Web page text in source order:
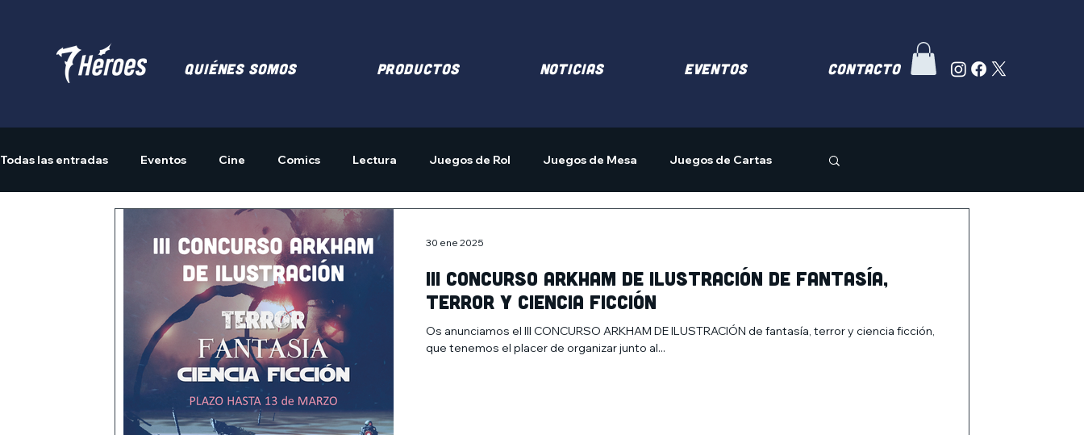
Quiénes somos PRODUCTOS NOTICIAS EVENTOS Contacto
Todas las entradas Eventos Cine Comics Lectura Juegos de Rol Juegos de Mesa Juegos de Cartas
III CONCURSO ARKHAM DE ILUSTRACIÓN de fantasía,
terror y ciencia ficción
Os anunciamos el III CONCURSO ARKHAM DE ILUSTRACIÓN de fantasía, terror y ciencia ficción,
que tenemos el placer de organizar junto al...
30 ene 2025